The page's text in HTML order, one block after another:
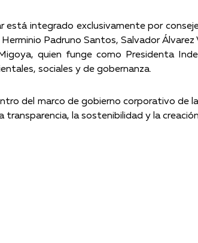
está integrado exclusivamente por
Padruno Santos, Salvador
quien funge como Presidenta
sociales y de gobernanza.
del marco de gobierno corporativo de
transparencia, la sostenibilidad y la